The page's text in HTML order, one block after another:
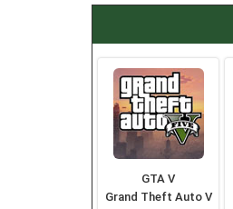
GTA V
Grand Theft Auto V